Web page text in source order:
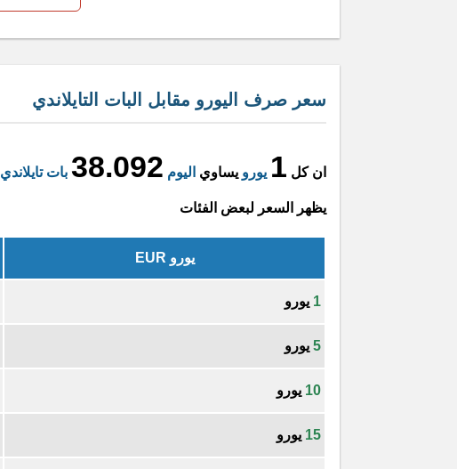
سعر صرف اليورو مقابل البات التايلاندي
ان كل 1 يورو يساوي اليوم 38.092 بات تايلاندي
يظهر السعر لبعض الفئات
يورو EUR
1 يورو
5 يورو
10 يورو
15 يورو